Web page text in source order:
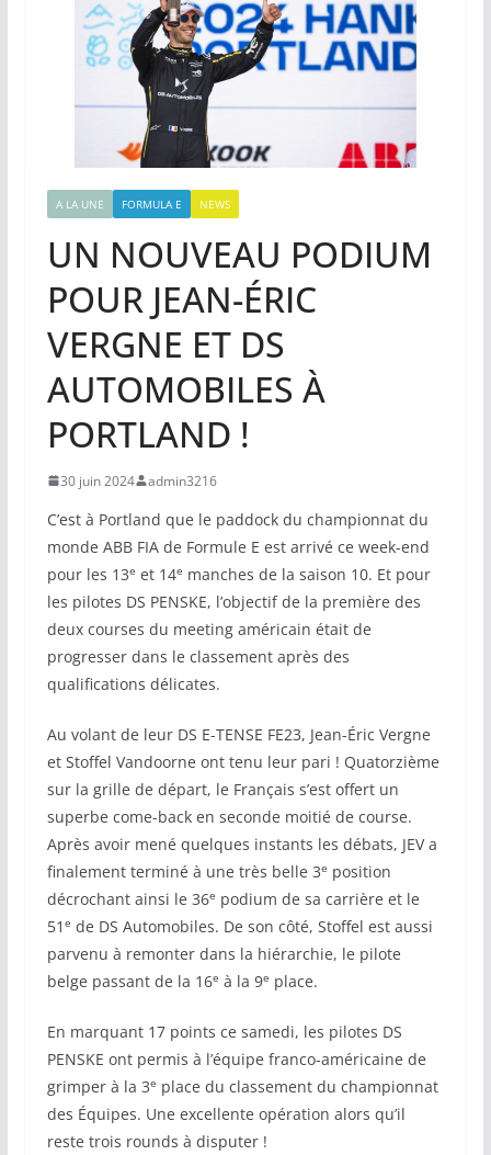
A LA UNE FORMULA E NEWS
UN NOUVEAU PODIUM
POUR JEAN-ÉRIC
VERGNE ET DS
AUTOMOBILES À
PORTLAND !
30 juin 2024 admin3216
C’est à Portland que le paddock du championnat du
monde ABB FIA de Formule E est arrivé ce week-end
pour les 13e et 14e manches de la saison 10. Et pour
les pilotes DS PENSKE, l’objectif de la première des
deux courses du meeting américain était de
progresser dans le classement après des
qualifications délicates.
Au volant de leur DS E-TENSE FE23, Jean-Éric Vergne
et Stoffel Vandoorne ont tenu leur pari ! Quatorzième
sur la grille de départ, le Français s’est offert un
superbe come-back en seconde moitié de course.
Après avoir mené quelques instants les débats, JEV a
finalement terminé à une très belle 3e position
décrochant ainsi le 36e podium de sa carrière et le
51 e de DS Automobiles. De son côté, Stoffel est aussi
parvenu à remonter dans la hiérarchie, le pilote
belge passant de la 16e à la 9e place.
En marquant 17 points ce samedi, les pilotes DS
PENSKE ont permis à l’équipe franco-américaine de
grimper à la 3e place du classement du championnat
des Équipes. Une excellente opération alors qu’il
reste trois rounds à disputer !